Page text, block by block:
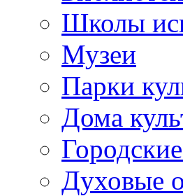
Школы
Музеи
Парки
Дома
Духовые